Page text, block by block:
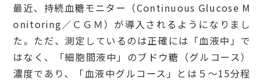
最近、持続血糖モニター（Continuous Glucose M
onitoring／ＣＧＭ）が導入されるようになりまし
た。ただ、測定しているのは正確には「血液中」で
はなく、「細胞間液中」のブドウ糖（グルコース）
濃度であり、「血液中グルコース」とは５〜15分程